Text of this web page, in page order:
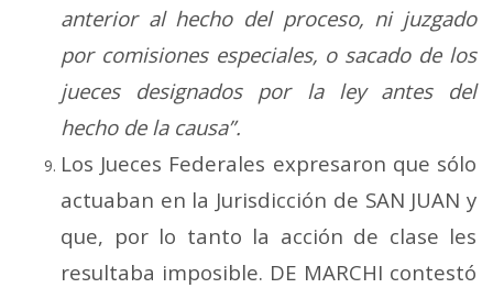
anterior al hecho del proceso, ni juzgado
por comisiones especiales, o sacado de los
jueces designados por la ley antes del
hecho de la causa”.
Los Jueces Federales expresaron que sólo
actuaban en la Jurisdicción de SAN JUAN y
que, por lo tanto la acción de clase les
resultaba imposible. DE MARCHI contestó